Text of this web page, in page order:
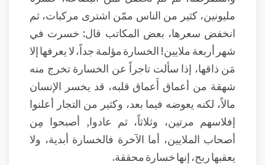
مليونين، كثير من الناس ممّن اشترى مركبات، ثم
انخفض سعرها، بعض المكاتب قال: خسرت في
شهر أربعة ملايين! الخسارة مؤلمة جداً، لا يعرفها إلا
مَن ذاقها، إذا سألت تاجراً عن الخسارة تخرج منه
شهقة من أعماق أَعماق قلبه، قد يخسر الإنسان
مالاً، لكنه يعوضه فيما بعد، وكثير من التجار أعلنوا
إفلاسهم مرتين، وثلاثاً، ثم عادوا, أصبحوا مِن
أصحاب الملايين، أما الآخرة فالخسارة أبدية، ولا
يعقبها ربح، إنها خسارة محققة.